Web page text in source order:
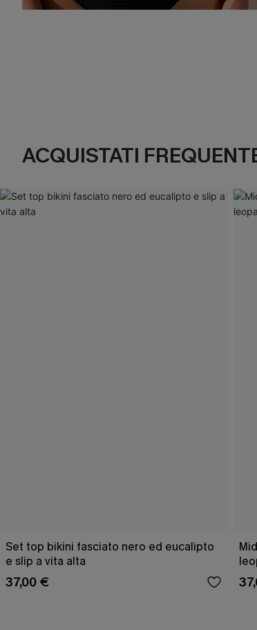
ACQUISTATI
Set top bikini fasciato nero ed eucalipto
e slip a vita alta
37,00 €